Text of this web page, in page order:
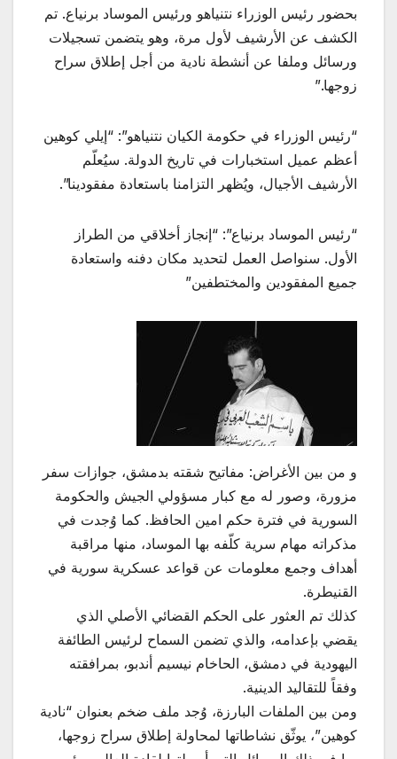
بحضور رئيس الوزراء نتنياهو ورئيس الموساد برنياع. تم
الكشف عن الأرشيف لأول مرة، وهو يتضمن تسجيلات
ورسائل وملفا عن أنشطة نادية من أجل إطلاق سراح
زوجها.”
“رئيس الوزراء في حكومة الكيان نتنياهو”: “إيلي كوهين
أعظم عميل استخبارات في تاريخ الدولة. سيُعلّم
الأرشيف الأجيال، ويُظهر التزامنا باستعادة مفقودينا”.
“رئيس الموساد برنياع”: “إنجاز أخلاقي من الطراز
الأول. سنواصل العمل لتحديد مكان دفنه واستعادة
جميع المفقودين والمختطفين”
و من بين الأغراض: مفاتيح شقته بدمشق، جوازات سفر
مزورة، وصور له مع كبار مسؤولي الجيش والحكومة
السورية في فترة حكم امين الحافظ. كما وُجدت في
مذكراته مهام سرية كلّفه بها الموساد، منها مراقبة
أهداف وجمع معلومات عن قواعد عسكرية سورية في
القنيطرة.
كذلك تم العثور على الحكم القضائي الأصلي الذي
يقضي بإعدامه، والذي تضمن السماح لرئيس الطائفة
اليهودية في دمشق، الحاخام نيسيم أندبو، بمرافقته
وفقاً للتقاليد الدينية.
ومن بين الملفات البارزة، وُجد ملف ضخم بعنوان “نادية
كوهين”، يوثّق نشاطاتها لمحاولة إطلاق سراح زوجها،